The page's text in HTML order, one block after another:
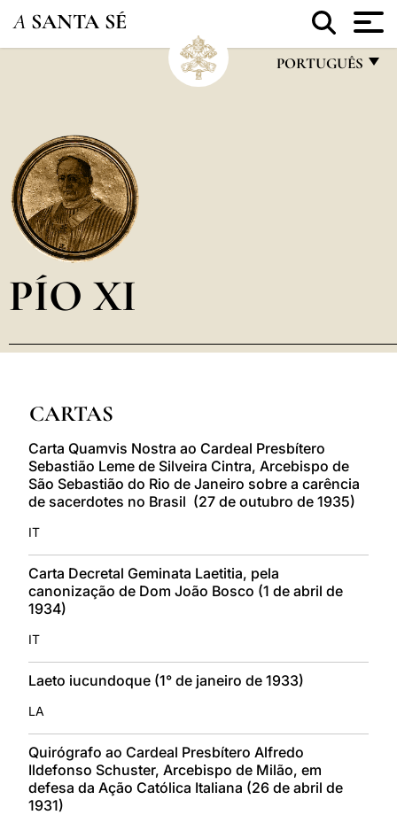
A SANTA SÉ
PORTUGUÊS
العربيّة
PÍO XI
CARTAS
Carta Quamvis Nostra ao Cardeal Presbítero
Sebastião Leme de Silveira Cintra, Arcebispo de
São Sebastião do Rio de Janeiro sobre a carência
de sacerdotes no Brasil (27 de outubro de 1935)
IT
Carta Decretal Geminata Laetitia, pela
canonização de Dom João Bosco (1 de abril de
1934)
IT
Laeto iucundoque (1° de janeiro de 1933)
LA
Quirógrafo ao Cardeal Presbítero Alfredo
Ildefonso Schuster, Arcebispo de Milão, em
defesa da Ação Católica Italiana (26 de abril de
1931)